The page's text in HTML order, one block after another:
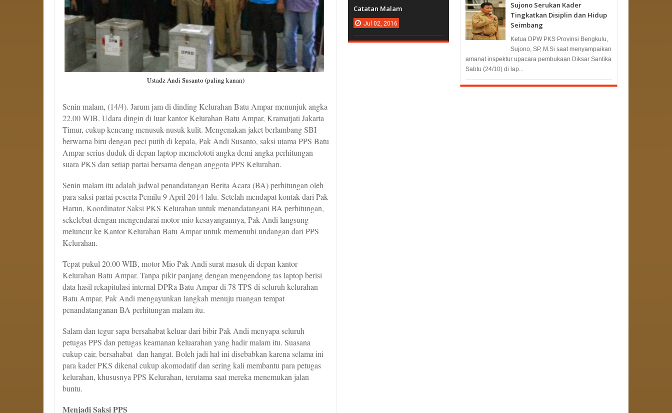
Ustadz Andi Susanto (paling kanan)
Senin malam, (14/4). Jarum jam di dinding Kelurahan Batu Ampar menunjuk angka
22.00 WIB. Udara dingin di luar kantor Kelurahan Batu Ampar, Kramatjati Jakarta
Timur, cukup kencang menusuk-nusuk kulit. Mengenakan jaket berlambang SBI
berwarna biru dengan peci putih di kepala, Pak Andi Susanto, saksi utama PPS Batu
Ampar serius duduk di depan laptop memelototi angka demi angka perhitungan
suara PKS dan setiap partai bersama dengan anggota PPS Kelurahan.
Senin malam itu adalah jadwal penandatangan Berita Acara (BA) perhitungan oleh
para saksi partai peserta Pemilu 9 April 2014 lalu. Setelah mendapat kontak dari Pak
Harun, Koordinator Saksi PKS Kelurahan untuk menandatangani BA perhitungan,
sekelebat dengan mengendarai motor mio kesayangannya, Pak Andi langsung
meluncur ke Kantor Kelurahan Batu Ampar untuk memenuhi undangan dari PPS
Kelurahan.
Tepat pukul 20.00 WIB, motor Mio Pak Andi surat masuk di depan kantor
Kelurahan Batu Ampar. Tanpa pikir panjang dengan mengendong tas laptop berisi
data hasil rekapitulasi internal DPRa Batu Ampar di 78 TPS di seluruh kelurahan
Batu Ampar, Pak Andi mengayunkan langkah menuju ruangan tempat
penandatanganan BA perhitungan malam itu.
Salam dan tegur sapa bersahabat keluar dari bibir Pak Andi menyapa seluruh
petugas PPS dan petugas keamanan keluarahan yang hadir malam itu. Suasana
cukup cair, bersahabat dan hangat. Boleh jadi hal ini disebabkan karena selama ini
para kader PKS dikenal cukup akomodatif dan sering kali membantu para petugas
kelurahan, khususnya PPS Kelurahan, terutama saat mereka menemukan jalan
buntu.
Menjadi Saksi PPS
Sujono Serukan Kader
Tingkatkan Disiplin dan Hidup
Seimbang
Ketua DPW PKS Provinsi Bengkulu,
Sujono, SP, M.Si saat menyampaikan
amanat inspektur upacara pembukaan Diksar Santika
Sabtu (24/10) di lap...
Catatan Malam
Jul 02, 2016